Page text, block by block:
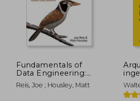
Fundamentals of
Data Engineering:
Plan and Build
Robust Data Systems
Reis, Joe ; Housley, Matt